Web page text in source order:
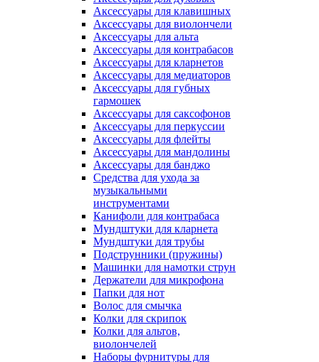
Аксессуары для клавишных
Аксессуары для виолончели
Аксессуары для альта
Аксессуары для контрабасов
Аксессуары для кларнетов
Аксессуары для медиаторов
Аксессуары для губных
гармошек
Аксессуары для саксофонов
Аксессуары для перкуссии
Аксессуары для флейты
Аксессуары для мандолины
Аксессуары для банджо
Средства для ухода за
музыкальными
инструментами
Канифоли для контрабаса
Мундштуки для кларнета
Мундштуки для трубы
Подструнники (пружины)
Машинки для намотки струн
Держатели для микрофона
Папки для нот
Волос для смычка
Колки для скрипок
Колки для альтов,
виолончелей
Наборы фурнитуры для